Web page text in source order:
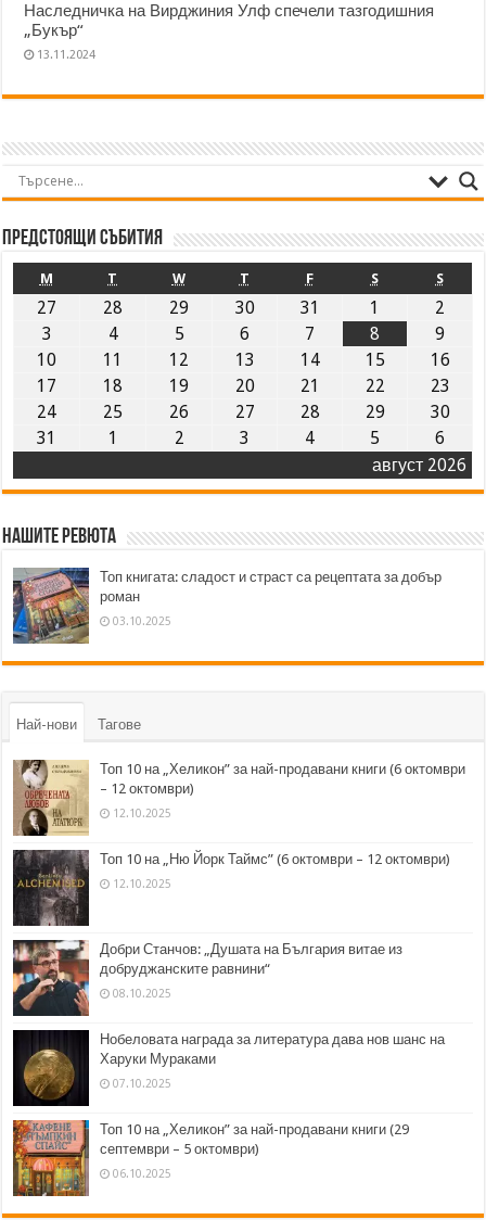
Наследничка на Вирджиния Улф спечели тазгодишния
„Букър“
13.11.2024
Предстоящи събития
август 2026
M T W T F S S
27 28 29 30 31 1
2
3
4 5 6 7 8
9
10
11 12 13 14 15
16
17
18 19 20 21 22
23
24
25 26 27 28 29
30
31
1 2 3 4 5 6
Нашите ревюта
Топ книгата: сладост и страст са рецептата за добър
роман
03.10.2025
Най-нови Тагове
Топ 10 на „Хеликон” за най-продавани книги (6 октомври
– 12 октомври)
12.10.2025
Топ 10 на „Ню Йорк Таймс” (6 октомври – 12 октомври)
12.10.2025
Добри Станчов: „Душата на България витае из
добруджанските равнини“
08.10.2025
Нобеловата награда за литература дава нов шанс на
Харуки Мураками
07.10.2025
Топ 10 на „Хеликон” за най-продавани книги (29
септември – 5 октомври)
06.10.2025